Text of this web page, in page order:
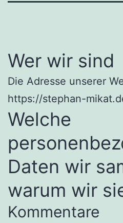
Wer wir sind
Die Adresse unserer
https://stephan-
Welche
Daten wir
warum wir
Kommentare